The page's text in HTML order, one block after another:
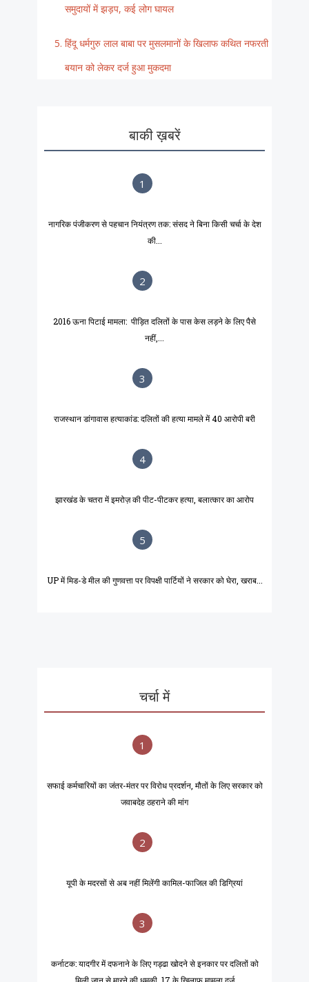
समुदायों में झड़प, कई लोग घायल
हिंदू धर्मगुरु लाल बाबा पर मुसलमानों के खिलाफ कथित नफरती
बयान को लेकर दर्ज हुआ मुकदमा
बाकी ख़बरें
1
नागरिक पंजीकरण से पहचान नियंत्रण तक: संसद ने बिना किसी चर्चा के देश
की...
2
2016 ऊना पिटाई मामला: पीड़ित दलितों के पास केस लड़ने के लिए पैसे
नहीं,...
3
राजस्थान डांगावास हत्याकांड: दलितों की हत्या मामले में 40 आरोपी बरी
4
झारखंड के चतरा में इमरोज़ की पीट-पीटकर हत्या, बलात्कार का आरोप
5
UP में मिड-डे मील की गुणवत्ता पर विपक्षी पार्टियों ने सरकार को घेरा, खराब...
चर्चा में
1
सफाई कर्मचारियों का जंतर-मंतर पर विरोध प्रदर्शन, मौतों के लिए सरकार को
जवाबदेह ठहराने की मांग
2
यूपी के मदरसों से अब नहीं मिलेंगी कामिल-फाजिल की डिग्रियां
3
कर्नाटक: यादगीर में दफनाने के लिए गड्ढा खोदने से इनकार पर दलितों को